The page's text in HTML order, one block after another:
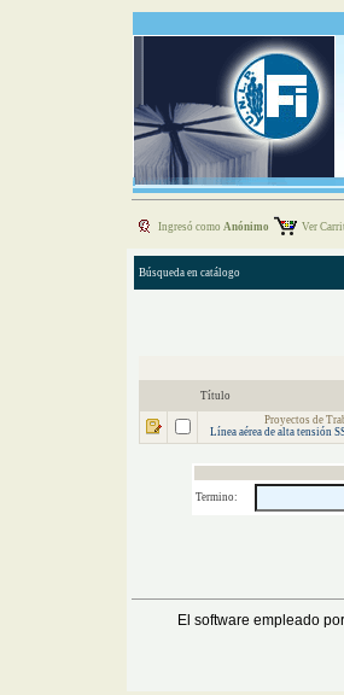
Ingresó como Anónimo Ver
Búsqueda en catálogo
Título
Proyectos de
Línea aérea de alta tensión
Termino:
El software empleado